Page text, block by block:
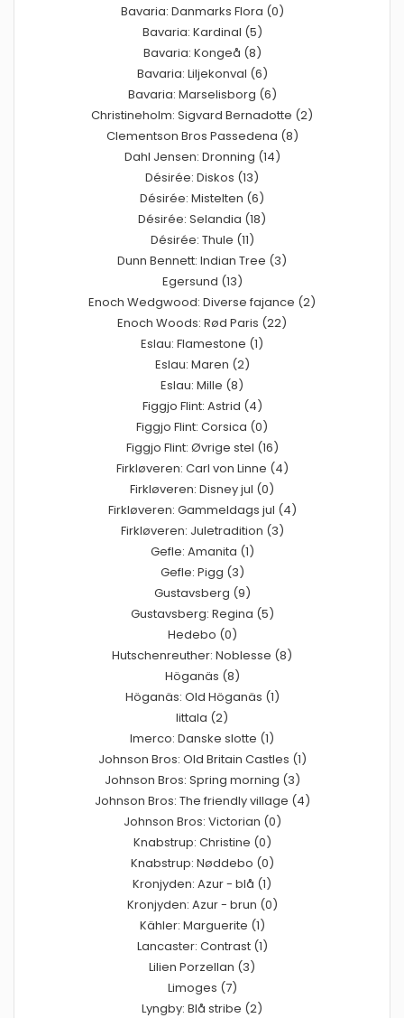
Bavaria: Danmarks Flora (0)
Bavaria: Kardinal (5)
Bavaria: Kongeå (8)
Bavaria: Liljekonval (6)
Bavaria: Marselisborg (6)
Christineholm: Sigvard Bernadotte (2)
Clementson Bros Passedena (8)
Dahl Jensen: Dronning (14)
Désirée: Diskos (13)
Désirée: Mistelten (6)
Désirée: Selandia (18)
Désirée: Thule (11)
Dunn Bennett: Indian Tree (3)
Egersund (13)
Enoch Wedgwood: Diverse fajance (2)
Enoch Woods: Rød Paris (22)
Eslau: Flamestone (1)
Eslau: Maren (2)
Eslau: Mille (8)
Figgjo Flint: Astrid (4)
Figgjo Flint: Corsica (0)
Figgjo Flint: Øvrige stel (16)
Firkløveren: Carl von Linne (4)
Firkløveren: Disney jul (0)
Firkløveren: Gammeldags jul (4)
Firkløveren: Juletradition (3)
Gefle: Amanita (1)
Gefle: Pigg (3)
Gustavsberg (9)
Gustavsberg: Regina (5)
Hedebo (0)
Hutschenreuther: Noblesse (8)
Höganäs (8)
Höganäs: Old Höganäs (1)
Iittala (2)
Imerco: Danske slotte (1)
Johnson Bros: Old Britain Castles (1)
Johnson Bros: Spring morning (3)
Johnson Bros: The friendly village (4)
Johnson Bros: Victorian (0)
Knabstrup: Christine (0)
Knabstrup: Nøddebo (0)
Kronjyden: Azur - blå (1)
Kronjyden: Azur - brun (0)
Kähler: Marguerite (1)
Lancaster: Contrast (1)
Lilien Porzellan (3)
Limoges (7)
Lyngby: Blå stribe (2)